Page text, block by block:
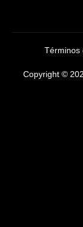
Copyright ©
Términos